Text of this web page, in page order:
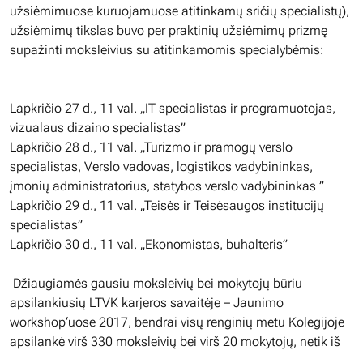
užsiėmimuose kuruojamuose atitinkamų sričių specialistų),
užsiėmimų tikslas buvo per praktinių užsiėmimų prizmę
supažinti moksleivius su atitinkamomis specialybėmis:
Lapkričio 27 d., 11 val. „IT specialistas ir programuotojas,
vizualaus dizaino specialistas”
Lapkričio 28 d., 11 val. „Turizmo ir pramogų verslo
specialistas, Verslo vadovas, logistikos vadybininkas,
įmonių administratorius, statybos verslo vadybininkas ”
Lapkričio 29 d., 11 val. „Teisės ir Teisėsaugos institucijų
specialistas”
Lapkričio 30 d., 11 val. „Ekonomistas, buhalteris”
Džiaugiamės gausiu moksleivių bei mokytojų būriu
apsilankiusių LTVK karjeros savaitėje – Jaunimo
workshop‘uose 2017, bendrai visų renginių metu Kolegijoje
apsilankė virš 330 moksleivių bei virš 20 mokytojų, netik iš